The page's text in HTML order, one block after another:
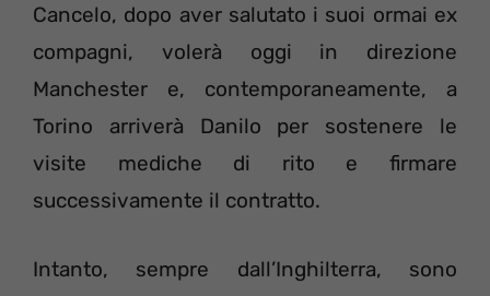
Cancelo, dopo aver salutato i suoi ormai ex
compagni, volerà oggi in direzione
Manchester e, contemporaneamente, a
Torino arriverà Danilo per sostenere le
visite mediche di rito e firmare
successivamente il contratto.
Intanto, sempre dall’Inghilterra, sono